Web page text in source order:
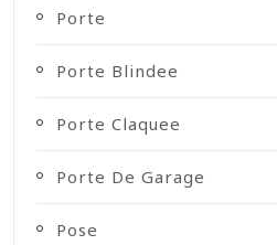
Porte
Porte Blindee
Porte Claquee
Porte De Garage
Pose